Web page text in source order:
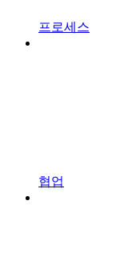
프로세스
협업